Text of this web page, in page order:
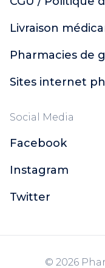
Livraison
Pharmacies de
Sites internet
Social Media
Facebook
Instagram
Twitter
© 2026